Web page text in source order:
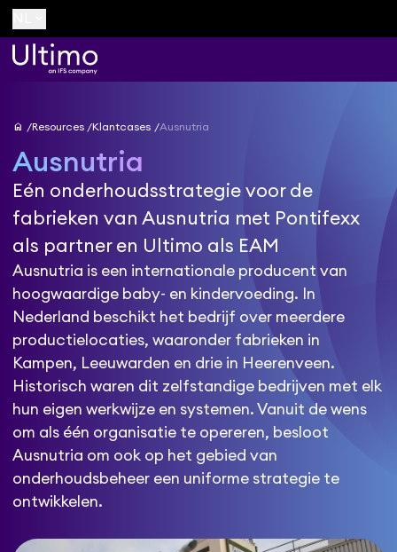
home Resources Klantcases Ausnutria
Ausnutria
Eén onderhoudsstrategie voor de
fabrieken van Ausnutria met Pontifexx
als partner en Ultimo als EAM
Ausnutria is een internationale producent van
hoogwaardige baby- en kindervoeding. In
Nederland beschikt het bedrijf over meerdere
productielocaties, waaronder fabrieken in
Kampen, Leeuwarden en drie in Heerenveen.
Historisch waren dit zelfstandige bedrijven met elk
hun eigen werkwijze en systemen. Vanuit de wens
om als één organisatie te opereren, besloot
Ausnutria om ook op het gebied van
onderhoudsbeheer een uniforme strategie te
ontwikkelen.